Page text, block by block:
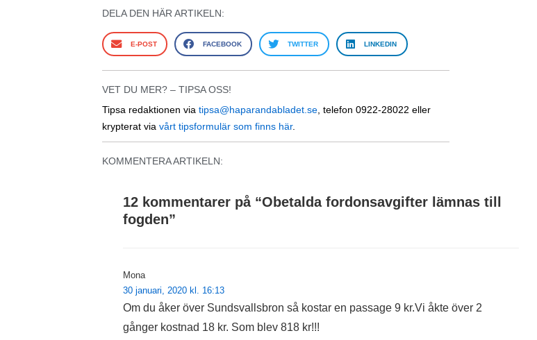
DELA DEN HÄR ARTIKELN:
E-POST FACEBOOK TWITTER LINKEDIN
VET DU MER? – TIPSA OSS!
Tipsa redaktionen via tipsa@haparandabladet.se , telefon 0922-28022 eller
krypterat via vårt tipsformulär som finns här.
KOMMENTERA ARTIKELN:
12 kommentarer på “Obetalda fordonsavgifter lämnas till
fogden”
Mona
30 januari, 2020 kl. 16:13
Om du åker över Sundsvallsbron så kostar en passage 9 kr.Vi åkte över 2
gånger kostnad 18 kr. Som blev 818 kr!!!